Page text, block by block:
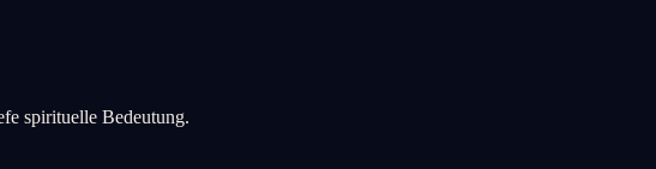
spirituelle Bedeutung.